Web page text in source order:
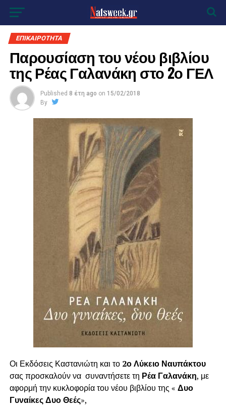
ΕΠΙΚΑΙΡΟΤΗΤΑ
Παρουσίαση του νέου βιβλίου
της Ρέας Γαλανάκη στο 2ο ΓΕΛ
Published 8 έτη ago on 15/02/2018
By
Οι Εκδόσεις Καστανιώτη και το 2ο Λύκειο Ναυπάκτου
σας προσκαλούν να συναντήσετε τη Ρέα Γαλανάκη, με
αφορμή την κυκλοφορία του νέου βιβλίου της « Δυο
Γυναίκες Δυο Θεές»,